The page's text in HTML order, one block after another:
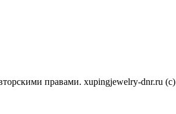
правами. xupingjewelry-dnr.ru (с)